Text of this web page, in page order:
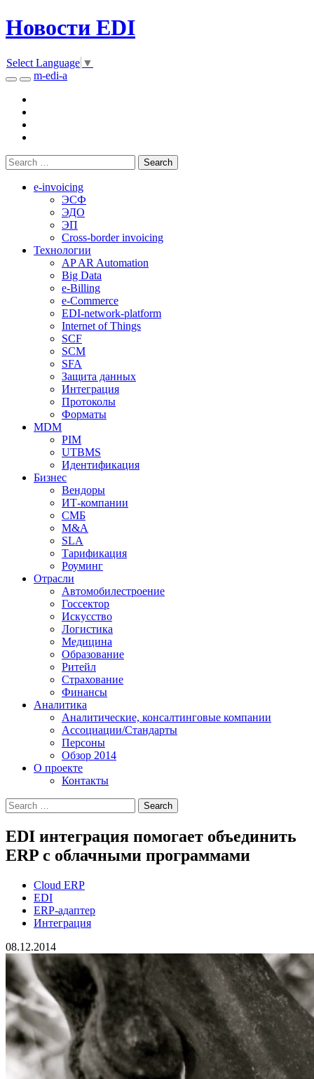
Новости EDI
Select Language ▼
m-edi-a
e-invoicing
ЭСФ
ЭДО
ЭП
Cross-border invoicing
Технологии
AP AR Automation
Big Data
e-Billing
e-Commerce
EDI-network-platform
Internet of Things
SCF
SCM
SFA
Защита данных
Интеграция
Протоколы
Форматы
MDM
PIM
UTBMS
Идентификация
Бизнес
Вендоры
ИТ-компании
СМБ
M&A
SLA
Тарификация
Роуминг
Отрасли
Автомобилестроение
Госсектор
Искусство
Логистика
Медицина
Образование
Ритейл
Страхование
Финансы
Аналитика
Аналитические, консалтинговые компании
Ассоциации/Стандарты
Персоны
Обзор 2014
О проекте
Контакты
EDI интеграция помогает объединить
ERP c облачными программами
Cloud ERP
EDI
ERP-адаптер
Интеграция
08.12.2014